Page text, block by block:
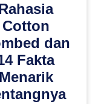
Cotton
dan
Fakta
Menarik